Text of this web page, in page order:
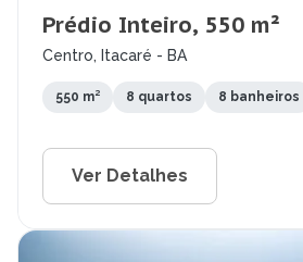
Prédio Inteiro, 550 m²
Centro, Itacaré - BA
550 m² 8 quartos 8 banheiros
Ver Detalhes